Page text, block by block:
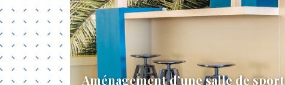
Aménagement d’une salle de sport